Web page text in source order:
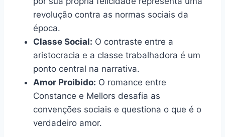
revolução contra as normas sociais da
época.
Classe Social: O contraste entre a
aristocracia e a classe trabalhadora é um
ponto central na narrativa.
Amor Proibido: O romance entre
Constance e Mellors desafia as
convenções sociais e questiona o que é o
verdadeiro amor.